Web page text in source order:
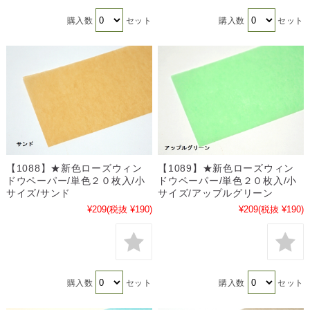
購入数 セット 購入数 セット
【1088】★新色ローズウィン
ドウペーパー/単色２０枚入/小
サイズ/サンド
¥209(税抜 ¥190)
購入数 セット
【1089】★新色ローズウィン
ドウペーパー/単色２０枚入/小
サイズ/アップルグリーン
¥209(税抜 ¥190)
購入数 セット